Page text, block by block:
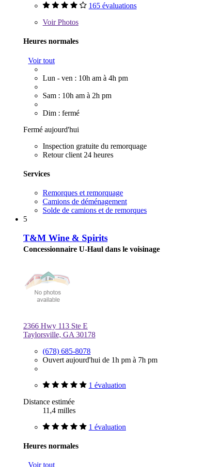
165 évaluations
VoirPhotos
Heures normales
Voir tout
Lun - ven : 10h am à 4h pm
Sam : 10h am à 2h pm
Dim : fermé
Fermé aujourd'hui
Inspection gratuite du remorquage
Retour client 24 heures
Services
Remorques et remorquage
Camions de déménagement
Solde de camions et de remorques
5
T&M Wine & Spirits
Concessionnaire U-Haul dans le voisinage
2366 Hwy 113 Ste E
Taylorsville, GA 30178
(678) 685-8078
Ouvert aujourd'hui de 1h pm à 7h pm
1 évaluation
Distance estimée
11,4 milles
1 évaluation
Heures normales
Voir tout